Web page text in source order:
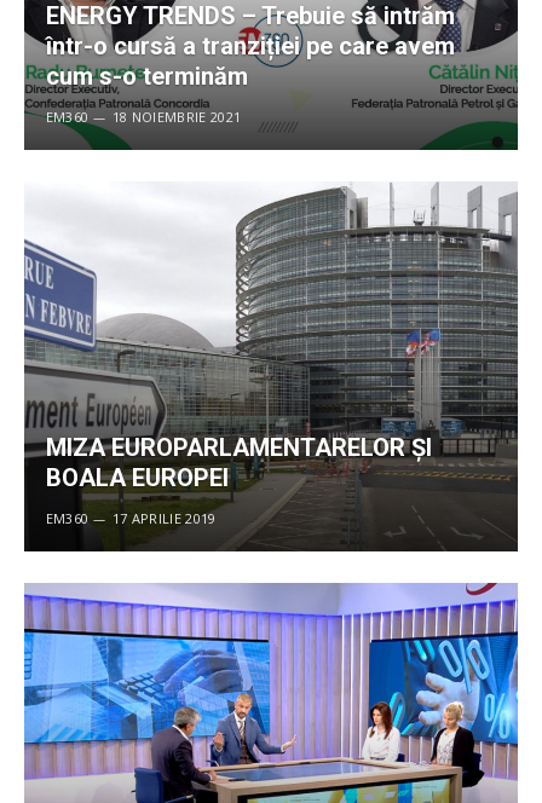
ENERGY TRENDS – Trebuie să intrăm
într-o cursă a tranziției pe care avem
cum s-o terminăm
EM360 18 NOIEMBRIE 2021
MIZA EUROPARLAMENTARELOR ȘI
BOALA EUROPEI
EM360 17 APRILIE 2019